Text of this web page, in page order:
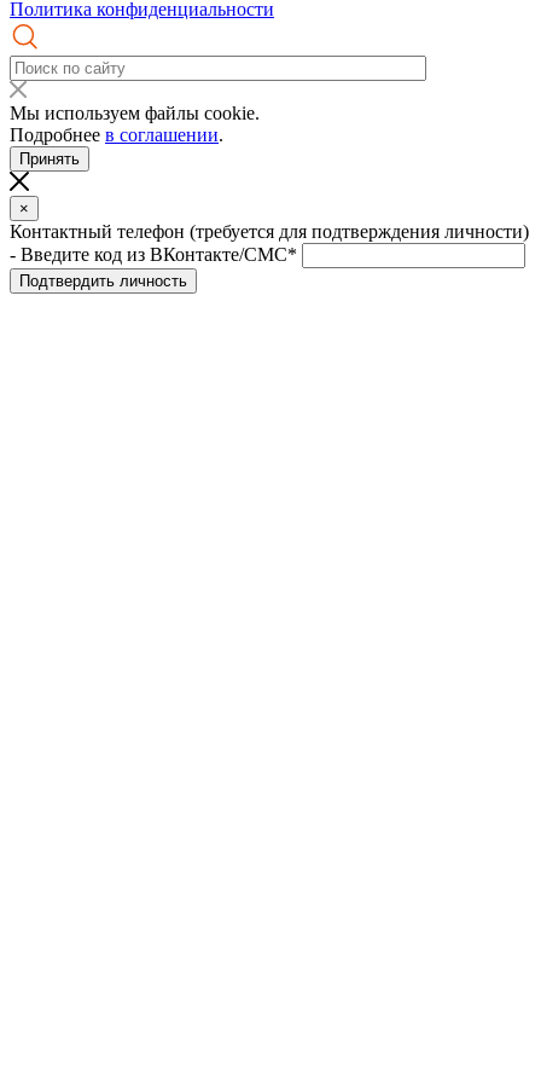
Политика конфиденциальности
Мы используем файлы cookie.
Подробнее в соглашении.
Принять
×
Контактный телефон (требуется для подтверждения личности)
- Введите код из ВКонтакте/СМС*
Подтвердить личность